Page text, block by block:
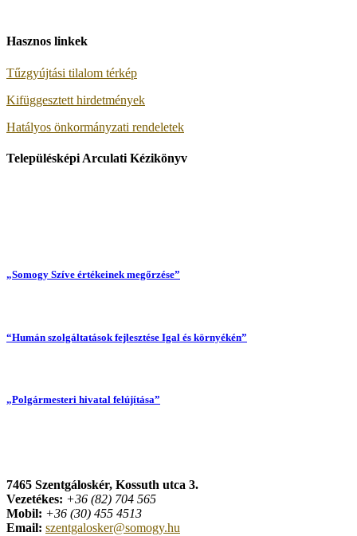
Hasznos linkek
Tűzgyújtási tilalom térkép
Kifüggesztett hirdetmények
Hatályos önkormányzati rendeletek
Településképi Arculati Kézikönyv
„Somogy Szíve értékeinek megőrzése”
“Humán szolgáltatások fejlesztése Igal és környékén”
„Polgármesteri hivatal felújítása”
7465 Szentgáloskér, Kossuth utca 3.
Vezetékes: +36 (82) 704 565
Mobil: +36 (30) 455 4513
Email: szentgalosker@somogy.hu